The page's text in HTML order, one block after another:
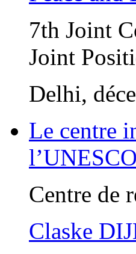
7th Joint
Joint
Delhi,
Le centre
Centre de
Claske